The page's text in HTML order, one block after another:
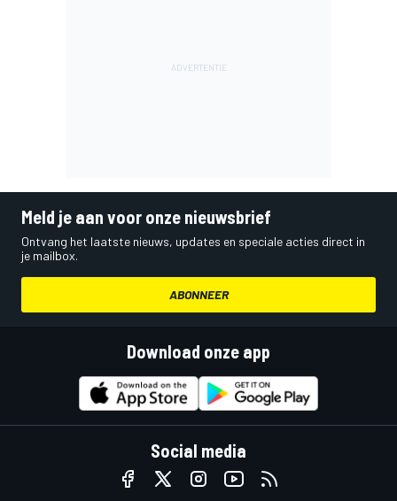
Meld je aan voor onze nieuwsbrief
Ontvang het laatste nieuws, updates en speciale acties direct in
je mailbox.
ABONNEER
Download onze app
Social media